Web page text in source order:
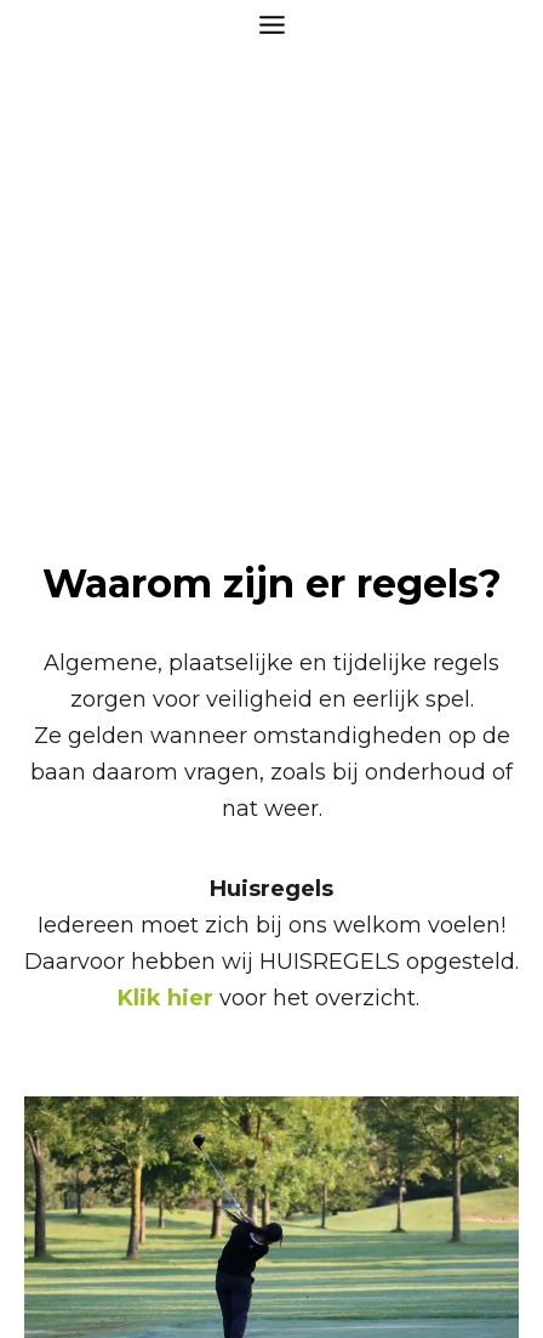
Waarom zijn er regels?
Algemene, plaatselijke en tijdelijke regels
zorgen voor veiligheid en eerlijk spel.
Ze gelden wanneer omstandigheden op de
baan daarom vragen, zoals bij onderhoud of
nat weer.
Huisregels
Iedereen moet zich bij ons welkom voelen!
Daarvoor hebben wij HUISREGELS opgesteld.
Klik hier voor het overzicht.